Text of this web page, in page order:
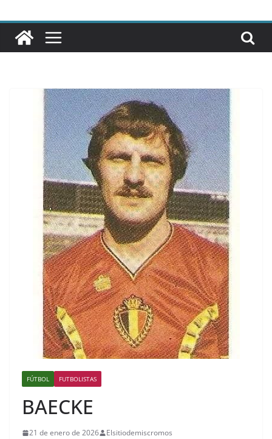
FÚTBOL FUTBOLISTAS
BAECKE
21 de enero de 2026 Elsitiodemiscromos